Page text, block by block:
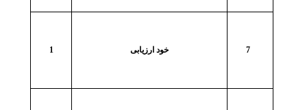
خود ارزیابی 1